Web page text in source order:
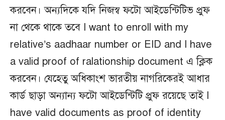
করবেন। অন্যদিকে যদি নিজস্ব ফটো আইডেন্টিটিভ প্রুফ
না থেকে থাকে তবে I want to enroll with my
relative’s aadhaar number or EID and I have
a valid proof of ralationship document এ ক্লিক
করবেন। যেহেতু অধিকাংশ ভারতীয় নাগরিকেরই আধার
কার্ড ছাড়া অন্যান্য ফটো আইডেন্টিটি প্রুফ রয়েছে তাই I
have valid documents as proof of identity